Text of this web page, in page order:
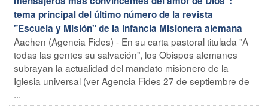
tema principal del último número de la revista
"Escuela y Misión" de la infancia Misionera alemana
Aachen (Agencia Fides) - En su carta pastoral titulada "A
todas las gentes su salvación", los Obispos alemanes
subrayan la actualidad del mandato misionero de la
Iglesia universal (ver Agencia Fides 27 de septiembre de
...